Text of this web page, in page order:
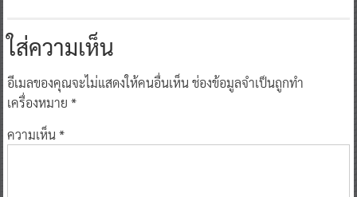
ใส่ความเห็น
อีเมลของคุณจะไม่แสดงให้คนอื่นเห็นช่องข้อมูลจำเป็นถูกทำ
เครื่องหมาย *
ความเห็น*